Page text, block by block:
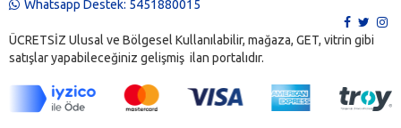
Whatsapp Destek: 5451880015
ÜCRETSİZ Ulusal ve Bölgesel Kullanılabilir, mağaza, GET, vitrin gibi
satışlar yapabileceğiniz gelişmiş ilan portalıdır.